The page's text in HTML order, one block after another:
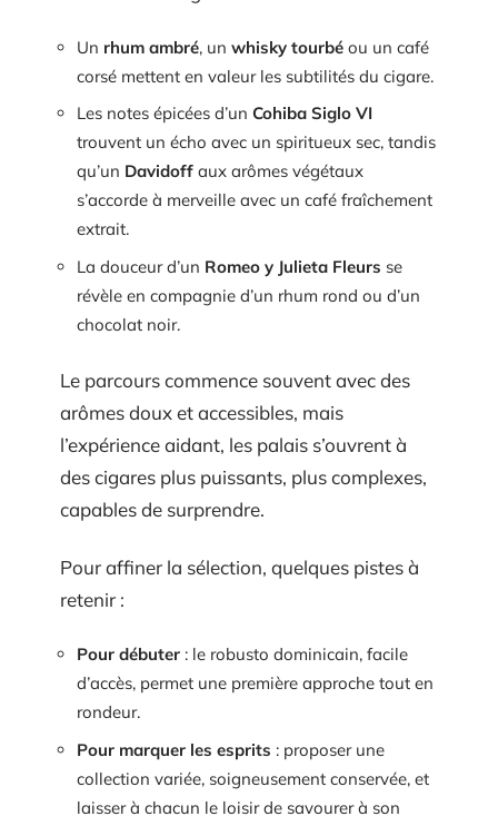
Un rhum ambré, un whisky tourbé ou un café
corsé mettent en valeur les subtilités du cigare.
Les notes épicées d’un Cohiba Siglo VI
trouvent un écho avec un spiritueux sec, tandis
qu’un Davidoff aux arômes végétaux
s’accorde à merveille avec un café fraîchement
extrait.
La douceur d’un Romeo y Julieta Fleurs se
révèle en compagnie d’un rhum rond ou d’un
chocolat noir.
Le parcours commence souvent avec des
arômes doux et accessibles, mais
l’expérience aidant, les palais s’ouvrent à
des cigares plus puissants, plus complexes,
capables de surprendre.
Pour affiner la sélection, quelques pistes à
retenir :
Pour débuter : le robusto dominicain, facile
d’accès, permet une première approche tout en
rondeur.
Pour marquer les esprits : proposer une
collection variée, soigneusement conservée, et
laisser à chacun le loisir de savourer à son